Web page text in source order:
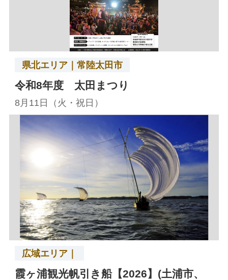
県北エリア｜常陸太田市
令和8年度 太田まつり
8月11日（火・祝日）
広域エリア｜
霞ヶ浦観光帆引き船【2026】(土浦市、